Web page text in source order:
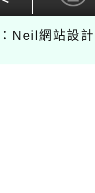
Neil網站設